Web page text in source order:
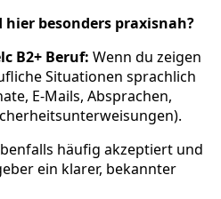
besonders praxisnah?
B2+ Beruf: Wenn du zeigen
Situationen sprachlich
E-Mails, Absprachen,
häufig akzeptiert und
ein klarer, bekannter